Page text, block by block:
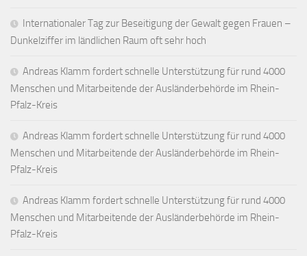
Internationaler Tag zur Beseitigung der Gewalt gegen Frauen –
Dunkelziffer im ländlichen Raum oft sehr hoch
Andreas Klamm fordert schnelle Unterstützung für rund 4000
Menschen und Mitarbeitende der Ausländerbehörde im Rhein-
Pfalz-Kreis
Andreas Klamm fordert schnelle Unterstützung für rund 4000
Menschen und Mitarbeitende der Ausländerbehörde im Rhein-
Pfalz-Kreis
Andreas Klamm fordert schnelle Unterstützung für rund 4000
Menschen und Mitarbeitende der Ausländerbehörde im Rhein-
Pfalz-Kreis